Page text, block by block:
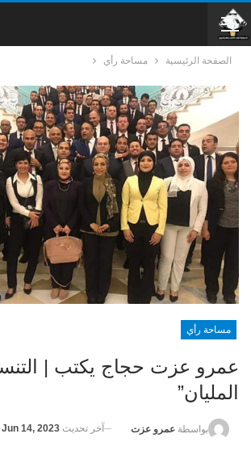
الصفحة الرئيسية مساحة رأي
مساحة رأي
عمرو عزت حجاج يكتب |
المليان”
بواسطة عمرو عزت آخر تحديث Jun 14, 2023